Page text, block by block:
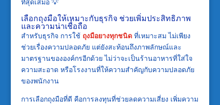
ที่สุดเสมอ 💡
เลือกถุงมือให้เหมาะกับธุรกิจ ช่วยเพิ่มประสิทธิภาพ
และความน่าเชื่อถือ
สำหรับธุรกิจ การใช้ ถุงมือยางทุกชนิดที่เหมาะสม ไม่เพียง
ช่วยเรื่องความปลอดภัย แต่ยังสะท้อนถึงภาพลักษณ์และ
มาตรฐานขององค์กรอีกด้วย ไม่ว่าจะเป็นร้านอาหารที่ใส่ใจ
ความสะอาด หรือโรงงานที่ให้ความสำคัญกับความปลอดภัย
ของพนักงาน
การเลือกถุงมือที่ดี คือการลงทุนที่ช่วยลดความเสี่ยง เพิ่มความ